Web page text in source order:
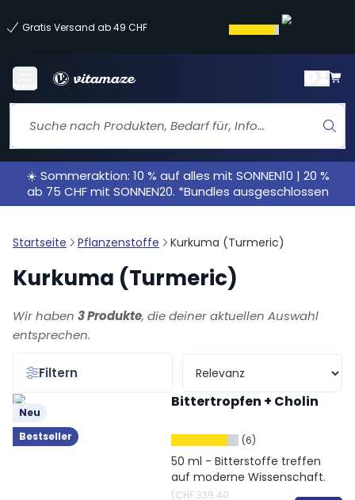
Gratis Versand ab 49 CHF
Menü
☀️ Sommeraktion: 10 % auf alles mit SONNEN10 | 20 %
ab 75 CHF mit SONNEN20. *Bundles ausgeschlossen
Startseite Pflanzenstoffe Kurkuma (Turmeric)
Kurkuma (Turmeric)
Wir haben 3 Produkte, die deiner aktuellen Auswahl
entsprechen.
Filtern
Neu
Bestseller
Bittertropfen + Cholin
(6)
50 ml - Bitterstoffe treffen
auf moderne Wissenschaft.
(CHF 339.40